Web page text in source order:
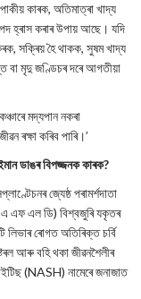
কাৰক, অতিমাত্ৰা খাদ্য
হ্ৰাস কৰাৰ উপায় আছে। যদি
সক্ৰিয় হৈ থাকক, সুষম খাদ্য
বা মৃদু জণ্ডিচৰ দৰে আগতীয়া
মদ্যপান নকৰা
ৰক্ষা কৰিব পাৰি।’
ডাঙৰ বিপজ্জনক কাৰক?
জ্যেষ্ঠ পৰামৰ্শদাতা
এ এফ এল ডি) বিশ্বজুৰি যকৃতৰ
লিভাৰ ৰোগত অতিৰিক্ত চৰ্বি
আৰু বহি থকা জীৱনশৈলীৰ
(NASH) নামেৰে জনাজাত